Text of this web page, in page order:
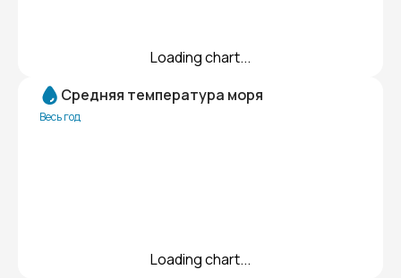
Loading chart...
Средняя температура моря
Весь год
Loading chart...